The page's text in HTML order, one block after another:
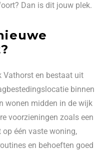
Dan is dit jouw plek.
Vathorst en bestaat uit
binnen
wonen midden in de wijk
voorzieningen zoals een
één vaste woning,
en behoeften goed